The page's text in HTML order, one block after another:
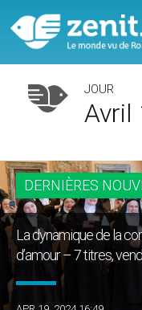
JOUR
Avril
DERNIÈRES
La dynamique de la
d’amour – 7 titres,